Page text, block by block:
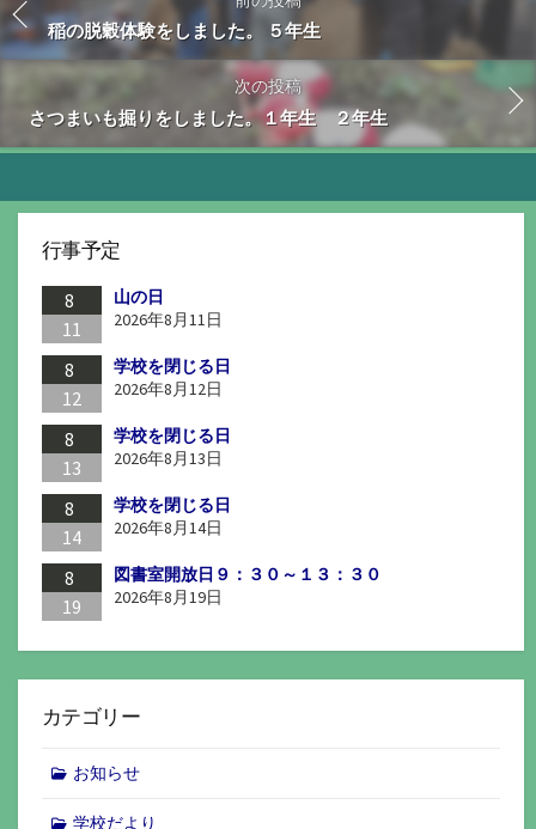
稲の脱穀体験をしました。 ５年生
次の投稿
さつまいも掘りをしました。１年生 ２年生
行事予定
8
11
山の日
2026年8月11日
8
12
学校を閉じる日
2026年8月12日
8
13
学校を閉じる日
2026年8月13日
8
14
学校を閉じる日
2026年8月14日
8
19
図書室開放日９：３０～１３：３０
2026年8月19日
カテゴリー
お知らせ
学校だより